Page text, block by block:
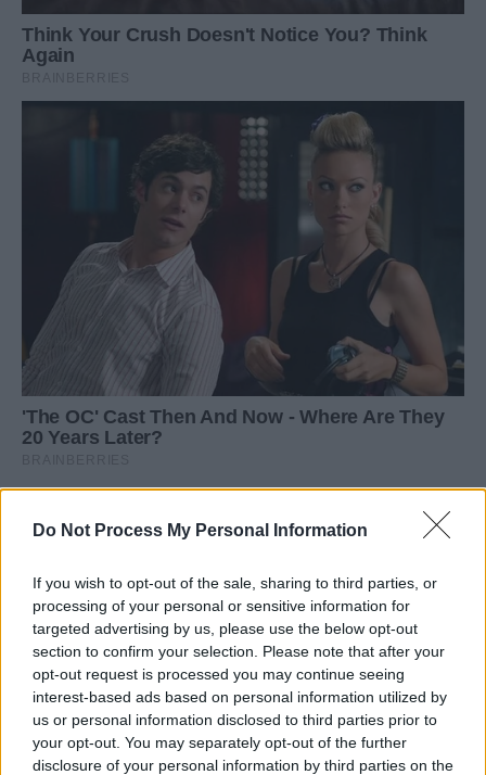
Do Not Process My Personal Information
If you wish to opt-out of the sale, sharing to third parties, or
processing of your personal or sensitive information for
targeted advertising by us, please use the below opt-out
section to confirm your selection. Please note that after your
opt-out request is processed you may continue seeing
interest-based ads based on personal information utilized by
us or personal information disclosed to third parties prior to
your opt-out. You may separately opt-out of the further
disclosure of your personal information by third parties on the